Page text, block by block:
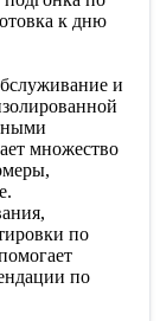
к дню
и
множество
по
по